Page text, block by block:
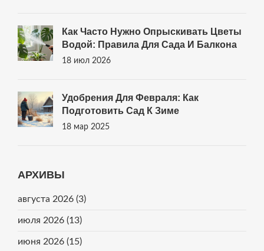
Как Часто Нужно Опрыскивать Цветы
Водой: Правила Для Сада И Балкона
18 июл 2026
Удобрения Для Февраля: Как
Подготовить Сад К Зиме
18 мар 2025
АРХИВЫ
августа 2026 (3)
июля 2026 (13)
июня 2026 (15)